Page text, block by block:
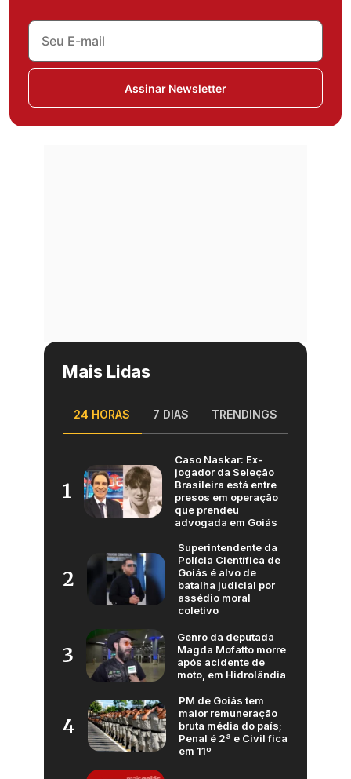
Assinar Newsletter
Mais Lidas
24 HORAS 7 DIAS TRENDINGS
1
Caso Naskar: Ex-
jogador da Seleção
Brasileira está entre
presos em operação
que prendeu
advogada em Goiás
2
Superintendente da
Polícia Científica de
Goiás é alvo de
batalha judicial por
assédio moral
coletivo
3
Genro da deputada
Magda Mofatto morre
após acidente de
moto, em Hidrolândia
4
PM de Goiás tem
maior remuneração
bruta média do país;
Penal é 2ª e Civil fica
em 11º